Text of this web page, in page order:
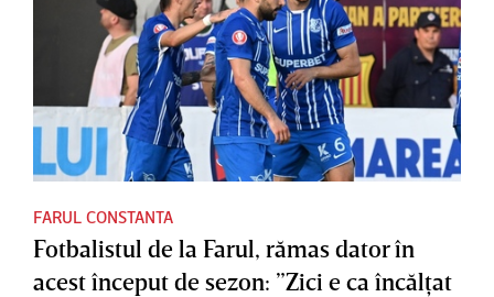
FARUL CONSTANTA
Fotbalistul de la Farul, rămas dator în
acest început de sezon: ”Zici e ca încălţat